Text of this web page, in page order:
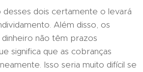
dois certamente o levará
Além disso, os
não têm prazos
significa que as cobranças
Isso seria muito difícil se